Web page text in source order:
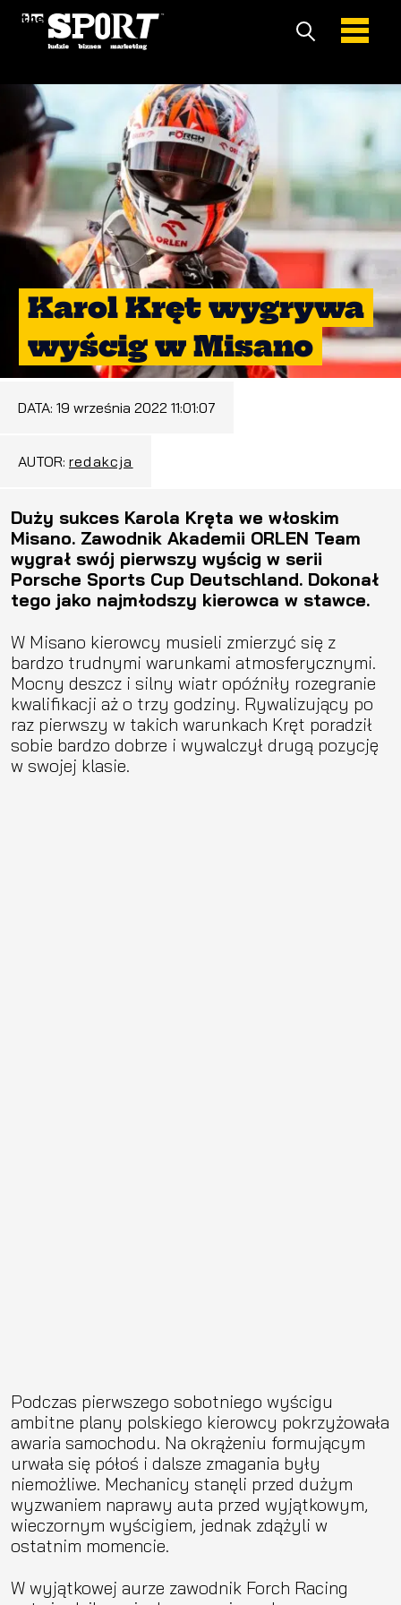
Karol Kręt wygrywa
wyścig w Misano
DATA: 19 września 2022 11:01:07
AUTOR: redakcja
Duży sukces Karola Kręta we włoskim
Misano. Zawodnik Akademii ORLEN Team
wygrał swój pierwszy wyścig w serii
Porsche Sports Cup Deutschland. Dokonał
tego jako najmłodszy kierowca w stawce.
W Misano kierowcy musieli zmierzyć się z
bardzo trudnymi warunkami atmosferycznymi.
Mocny deszcz i silny wiatr opóźniły rozegranie
kwalifikacji aż o trzy godziny. Rywalizujący po
raz pierwszy w takich warunkach Kręt poradził
sobie bardzo dobrze i wywalczył drugą pozycję
w swojej klasie.
Podczas pierwszego sobotniego wyścigu
ambitne plany polskiego kierowcy pokrzyżowała
awaria samochodu. Na okrążeniu formującym
urwała się półoś i dalsze zmagania były
niemożliwe. Mechanicy stanęli przed dużym
wyzwaniem naprawy auta przed wyjątkowym,
wieczornym wyścigiem, jednak zdążyli w
ostatnim momencie.
W wyjątkowej aurze zawodnik Forch Racing